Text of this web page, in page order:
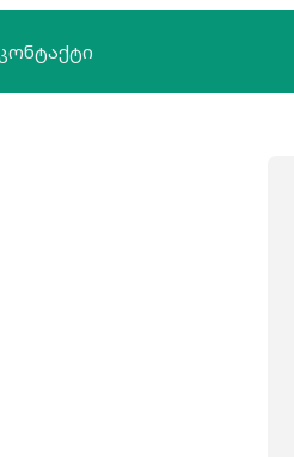
ᲙᲝᲜᲢᲐᲥᲢᲘ